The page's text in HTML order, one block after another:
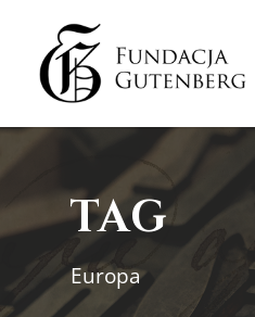
TAG
Europa